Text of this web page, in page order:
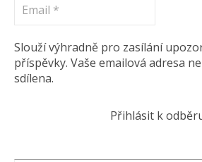
Slouží výhradně pro zasílání
příspěvky. Vaše emailová adresa
sdílena.